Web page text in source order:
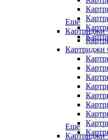
Еще
Картриджи
Картриджи
Еще